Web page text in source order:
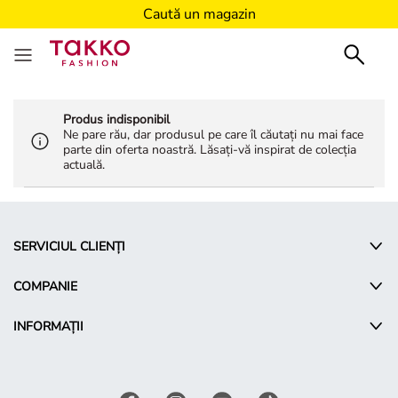
Caută un magazin
Produs indisponibil
Ne pare rău, dar produsul pe care îl căutați nu mai face
parte din oferta noastră. Lăsați-vă inspirat de colecția
actuală.
SERVICIUL CLIENȚI
COMPANIE
INFORMAȚII